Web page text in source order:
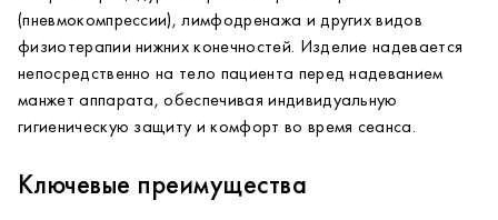
голубого цветов позволяет выбрать предпочтительный
вариант или использовать цветовую дифференциацию
(например, для разных типов процедур или категорий
пациентов).
Сферы применения
Кабинеты аппаратной косметологии
Физиотерапевтические отделения
Центры лимфодренажа и коррекции фигуры
Реабилитационные центры
Рекомендации по использованию
Изделие предназначено только для одноразового
(пневмокомпрессии), лимфодренажа и других видов
физиотерапии нижних конечностей. Изделие надевается
непосредственно на тело пациента перед надеванием
манжет аппарата, обеспечивая индивидуальную
гигиеническую защиту и комфорт во время сеанса.
Ключевые преимущества